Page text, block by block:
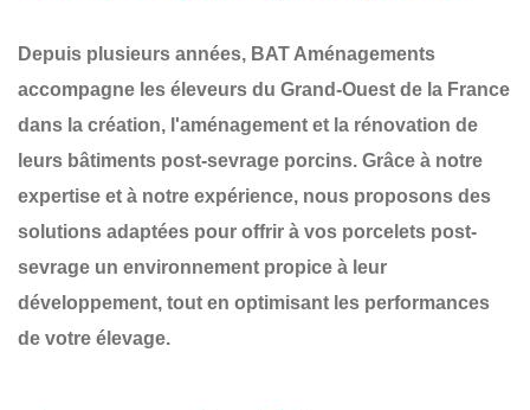
Depuis plusieurs années, BAT Aménagements
accompagne les éleveurs du Grand-Ouest de la France
dans la création, l'aménagement et la rénovation de
leurs bâtiments post-sevrage porcins. Grâce à notre
expertise et à notre expérience, nous proposons des
solutions adaptées pour offrir à vos porcelets post-
sevrage un environnement propice à leur
développement, tout en optimisant les performances
de votre élevage.